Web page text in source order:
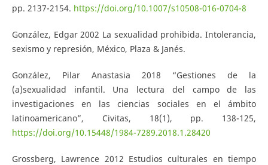
pp. 2137-2154. https://doi.org/10.1007/s10508-016-0704-8
González, Edgar 2002 La sexualidad prohibida. Intolerancia,
sexismo y represión, México, Plaza & Janés.
González, Pilar Anastasia 2018 “Gestiones de la
(a)sexualidad infantil. Una lectura del campo de las
investigaciones en las ciencias sociales en el ámbito
latinoamericano”, Civitas, 18(1), pp. 138-125,
https://doi.org/10.15448/1984-7289.2018.1.28420
Grossberg, Lawrence 2012 Estudios culturales en tiempo